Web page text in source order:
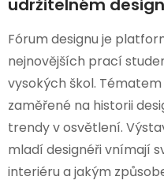
udržitelném
Fórum designu je
nejnovějších prací
vysokých škol. Tématem
zaměřené na historii
trendy v osvětlení.
mladí designéři vnímají
interiéru a jakým